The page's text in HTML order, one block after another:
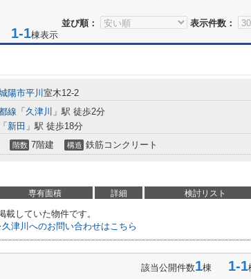
並び順： 表示件数：
1-1棟表示
陽市平川 室木12-2
線 「 久津川 」駅 徒歩2分
「 新田 」駅 徒歩18分
階数 7階建 構造 鉄筋コンクリート
専有面積 詳細 検討リスト
載していた物件です。
津川へのお問い合わせはこちら
該当公開件数1棟 1-1